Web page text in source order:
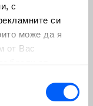
с
си
може да я
от Вас